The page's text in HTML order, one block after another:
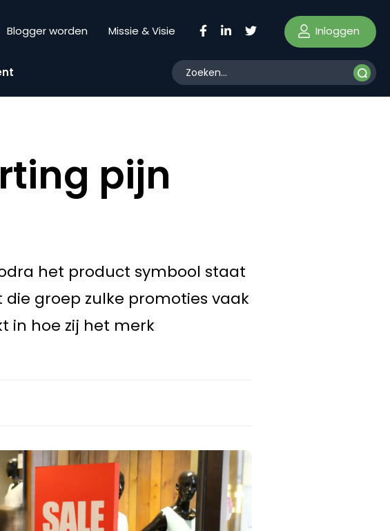
Blogger worden Missie & Visie Inloggen
pijn
het product symbool staat
groep zulke promoties vaak
in hoe zij het merk